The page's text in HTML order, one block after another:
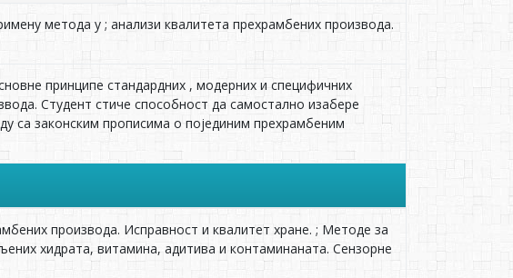
метода у ; анализи квалитета прeхрамбених производа.
принципе стандардних , модерних и специфичних
Студент стиче способност да самостално изаберe
са законским прописима о појединим прехрамбеним
производа. Исправност и квалитет хране. ; Методе за
хидрата, витамина, адитива и контаминаната. Сензорне